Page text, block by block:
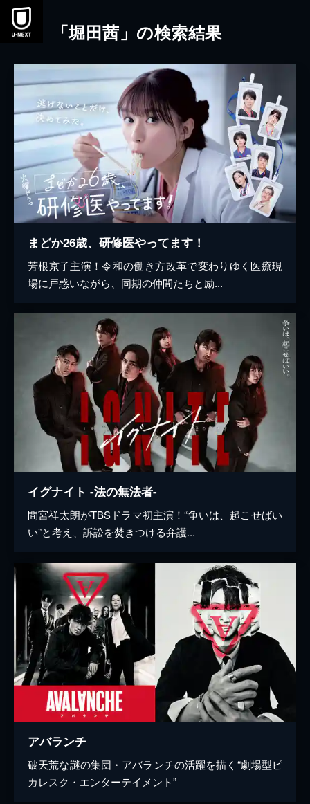
本文へスキップ
「堀田茜」の検索結果
まどか26歳、研修医やってます！
芳根京子主演！令和の働き方改革で変わりゆく医療現
場に戸惑いながら、同期の仲間たちと励...
イグナイト -法の無法者-
間宮祥太朗がTBSドラマ初主演！“争いは、起こせばい
い”と考え、訴訟を焚きつける弁護...
アバランチ
破天荒な謎の集団・アバランチの活躍を描く“劇場型ピ
カレスク・エンターテイメント”